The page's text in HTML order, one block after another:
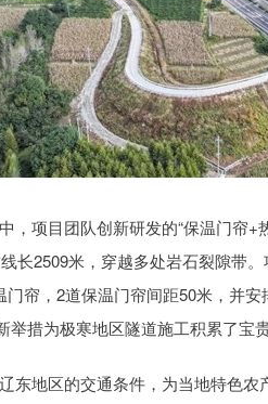
，项目团队创新研发的“保温门帘
长2509米，穿越多处岩石裂隙带
帘，2道保温门帘间距50米，并
措为极寒地区隧道施工积累了宝
东地区的交通条件，为当地特色